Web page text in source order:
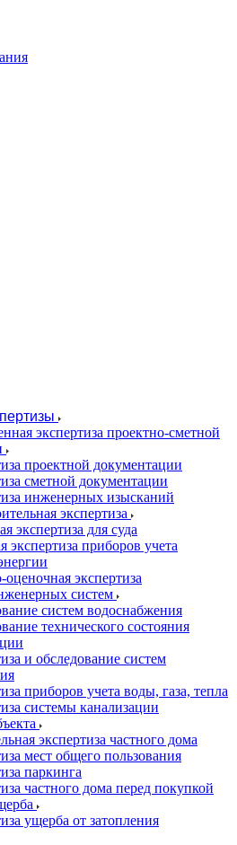
экспертиза проектно-сметной
проектной документации
сметной документации
инженерных изысканий
экспертиза
экспертиза для суда
экспертиза приборов учета
экспертиза
систем
систем водоснабжения
технического состояния
и обследование систем
приборов учета воды, газа, тепла
системы канализации
экспертиза частного дома
мест общего пользования
паркинга
частного дома перед покупкой
ущерба от затопления